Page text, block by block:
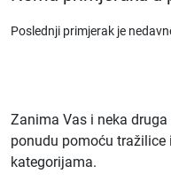
Poslednji primjerak je
Zanima Vas i neka
ponudu pomoću
kategorijama.